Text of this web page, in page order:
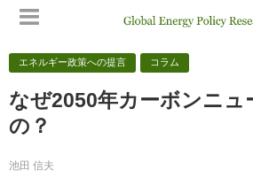
エネルギー政策への提言 コラム
なぜ2050年カーボンニュ
の？
池田 信夫